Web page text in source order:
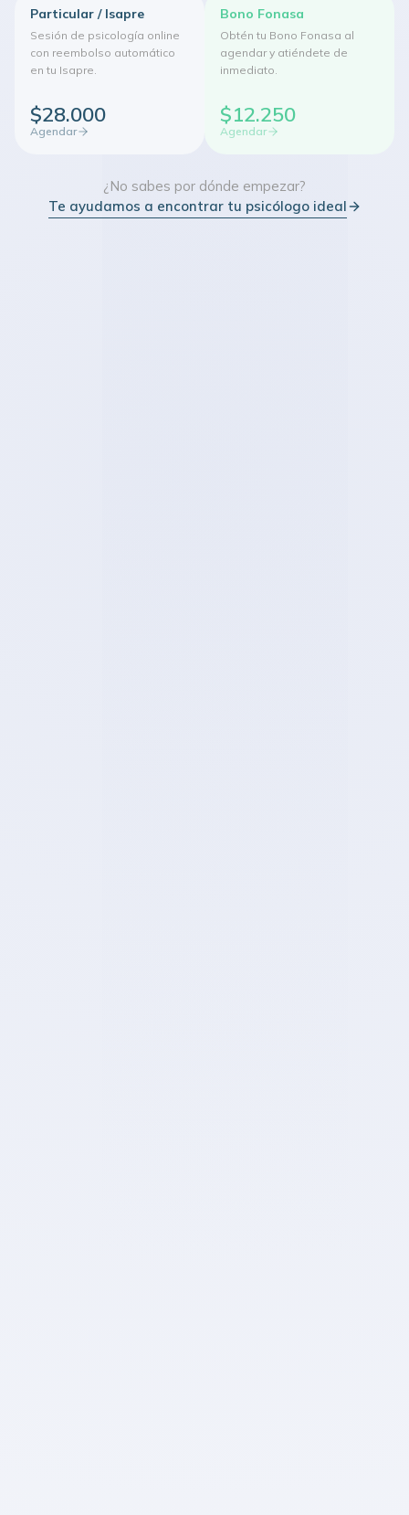
Particular / Isapre
Sesión de psicología online
con reembolso automático
en tu Isapre.
$28.000
Agendar
Bono Fonasa
Obtén tu Bono Fonasa al
agendar y atiéndete de
inmediato.
$12.250
Agendar
¿No sabes por dónde empezar?
Te ayudamos a encontrar tu psicólogo ideal